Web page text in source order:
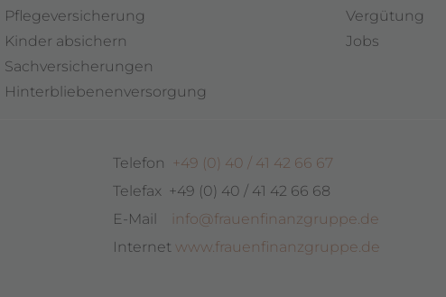
Pflegeversicherung
Kinder absichern
Sachversicherungen
Hinterbliebenenversorgung
Vergütung
Jobs
Telefon +49 (0) 40 / 41 42 66 67
Telefax +49 (0) 40 / 41 42 66 68
E-Mail
info@frauenfinanzgruppe.de
Internet www.frauenfinanzgruppe.de